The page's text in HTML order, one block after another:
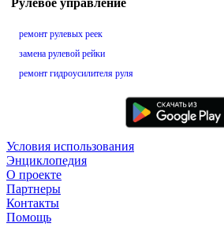
Рулевое управление
ремонт рулевых реек
замена рулевой рейки
ремонт гидроусилителя руля
Условия использования
Энциклопедия
О проекте
Партнеры
Контакты
Помощь